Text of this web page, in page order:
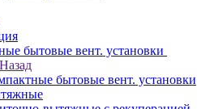
бытовые вент. установки
Назад
бытовые вент. установки